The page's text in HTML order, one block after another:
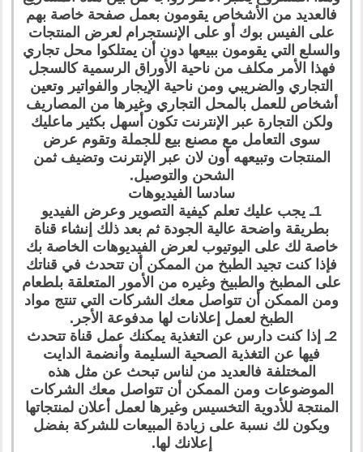
فالعديد من الأشخاص يقومون بعمل صفحة خاصة بهم
على الفيس بوك أو على الإنستجرام لعرض المنتجات
والسلع التي يقومون ببيعها دون أن يمتلكوا محل تجاري
فهذا الأمر مكلف من ناحية الأوراق الرسمية كالسجل
التجاري والضريبي ومن ناحية الإيجار والفواتير وتعين
أشخاص للعمل بالمحل التجاري وغيرها من المصاريف
ولكن التجارة عبر الإنترنت تكون أسهل بكثير ماعليك
سوى التعامل مع مصنع بيع للجملة وتقوم عرض
المنتجات وتبيعهه أون لان عبر الإنترنت وتضيف ثمن
الشحن والتوصيل.
سادسا الفيديوهات
1ـ يجب عليك تعلم كيفية التصوير وعرض الفيديو
بطريقة واضحة عالية الجودة ثم بعد ذلك إنشاء قناة
خاصة لك على اليوتيوب لعرض الفيديوهات الخاصة بك
فإذا كنت تجيد الطبخ من الممكن أن تتحدث في قناتك
على المطبخ والطبيخ وغيره من الأمور المتعلقة بلطعام
ومن الممكن أن تتواصل معك الشركات التي تنتج مواد
الطبخ لعمل إعلانات لها مدفوعة الأجر.
2ـ إذا كنت دارس عن التغذية يمكنك عمل قناة تتحدث
فيها عن التغذية الصحية السليمة وأنضمة الدايت
المختلفة فالعديد من لناس تبحث عن مثل هذه
الموضوعات ومن الممكن أن تتواصل معك الشركات
المنتجة للأدوية التخسيس وغيرها لعمل أعلان لمنتجاتها
ويكون لك نسبة على زيادة المبيعات للشركة بفضل
إعلانك لها.